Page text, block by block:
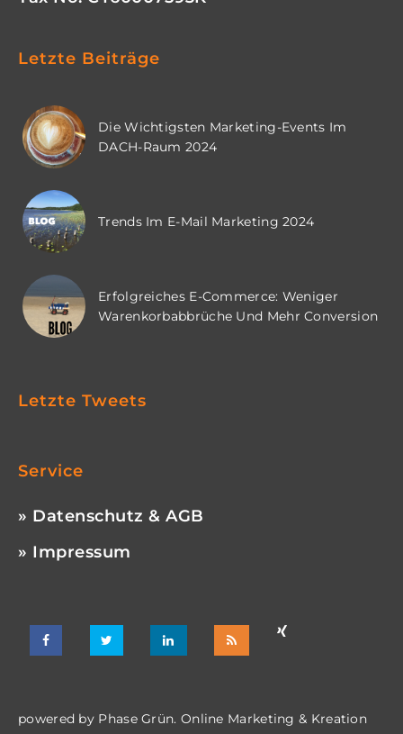
Letzte Beiträge
Die Wichtigsten Marketing-Events Im
DACH-Raum 2024
Trends Im E-Mail Marketing 2024
Erfolgreiches E-Commerce: Weniger
Warenkorbabbrüche Und Mehr Conversion
Letzte Tweets
Service
» Datenschutz & AGB
» Impressum
powered by Phase Grün. Online Marketing & Kreation